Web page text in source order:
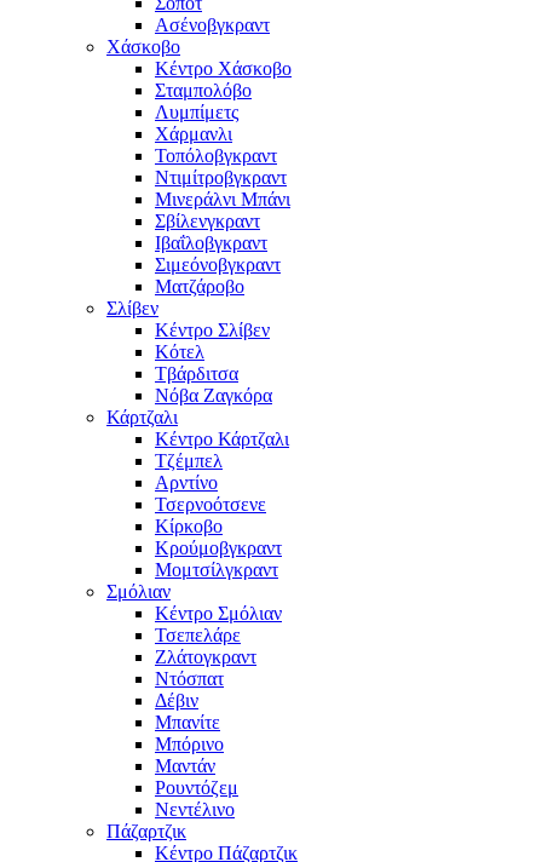
Ασένοβγκραντ
Χάσκοβο
Κέντρο Χάσκοβο
Σταμπολόβο
Λυμπίμετς
Χάρμανλι
Τοπόλοβγκραντ
Ντιμίτροβγκραντ
Μινεράλνι Μπάνι
Σβίλενγκραντ
Ιβαΐλοβγκραντ
Σιμεόνοβγκραντ
Ματζάροβο
Σλίβεν
Κέντρο Σλίβεν
Κότελ
Τβάρδιτσα
Νόβα Ζαγκόρα
Κάρτζαλι
Κέντρο Κάρτζαλι
Τζέμπελ
Αρντίνο
Τσερνοότσενε
Κίρκοβο
Κρούμοβγκραντ
Μομτσίλγκραντ
Σμόλιαν
Κέντρο Σμόλιαν
Τσεπελάρε
Ζλάτογκραντ
Ντόσπατ
Δέβιν
Μπανίτε
Μπόρινο
Μαντάν
Ρουντόζεμ
Νεντέλινο
Πάζαρτζικ
Κέντρο Πάζαρτζικ